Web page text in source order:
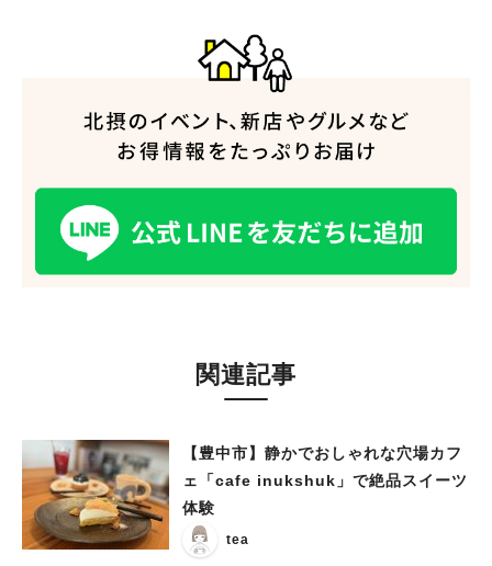
関連記事
【豊中市】静かでおしゃれな穴場カフ
ェ「cafe inukshuk」で絶品スイーツ
体験
tea
#今週どこいく？#自然とふれあう#ランチ#カフェ
#まとめ
#教えたい／教えて投稿記事
#大阪学院大 商品開発プロジェクト
#あなたはどっち？